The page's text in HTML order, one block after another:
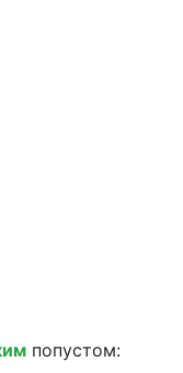
попустом: